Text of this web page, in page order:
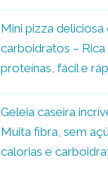
Mini pizza
carboidratos – Rica
proteínas, fácil e
Geleia caseira
Muita fibra, sem
calorias e